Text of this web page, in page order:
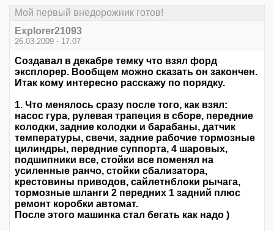
Мой первый внедорожник готов!
Explorer21093
26.03.2009 - 17:07
Создавал в декабре темку что взял форд
эксплорер. Вообщем можно сказать он закончен.
Итак кому интересно расскажу по порядку.
1. Что менялось сразу после того, как взял:
насос гура, рулевая трапеция в сборе, передние
колодки, задние колодки и барабаны, датчик
температуры, свечи, задние рабочие тормозные
цилиндры, передние суппорта, 4 шаровых,
подшипники все, стойки все поменял на
усиленные ранчо, стойки сбализатора,
крестовины приводов, сайлетнблоки рычага,
тормозные шланги 2 передних 1 задний плюс
ремонт коробки автомат.
После этого машинка стал бегать как надо )